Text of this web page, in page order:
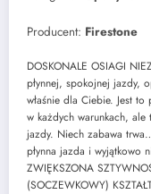
Producent: Firestone
DOSKONALE OSIAGI
płynnej, spokojnej jazdy,
właśnie dla Ciebie. Jest
w każdych warunkach,
jazdy. Niech zabawa
płynna jazda i wyjątkowo
ZWIĘKSZONA
(SOCZEWKOWY)